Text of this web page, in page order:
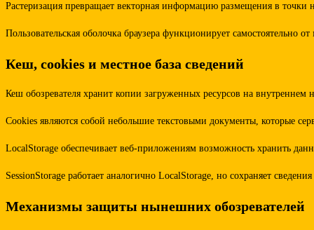
Растеризация превращает векторная информацию размещения в
Пользовательская оболочка браузера функционирует
Кеш, cookies и местное база сведений
Кеш обозревателя хранит копии загруженных ресурсов на внутреннем
Cookies являются собой небольшие текстовыми документы, которые
LocalStorage обеспечивает веб-приложениям возможность хранить
SessionStorage работает аналогично LocalStorage, но сохраняет
Механизмы защиты нынешних обозревателей